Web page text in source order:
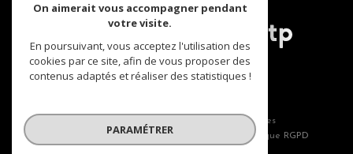
Nos partenaires
Mentions légales
Politique RGPD
On aimerait vous accompagner pendant
votre visite.
En poursuivant, vous acceptez l'utilisation des
cookies par ce site, afin de vous proposer des
contenus adaptés et réaliser des statistiques !
PARAMÉTRER